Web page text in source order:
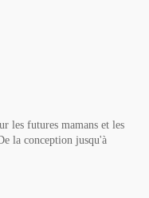
les futures mamans et les
la conception jusqu'à